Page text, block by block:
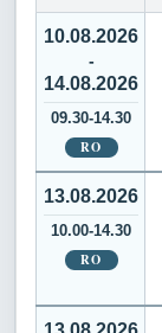
10.08.2026
-
14.08.2026
09.30-14.30
RO
13.08.2026
10.00-14.30
RO